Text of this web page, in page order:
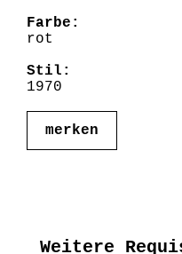
Farbe:
rot
Stil:
1970
merken
Weitere